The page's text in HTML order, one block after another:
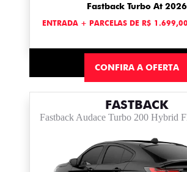
Fastback Turbo At 2026
ENTRADA + PARCELAS DE R$
CONFIRA A OFERTA
FASTBACK
Fastback Audace Turbo 200 Hybrid